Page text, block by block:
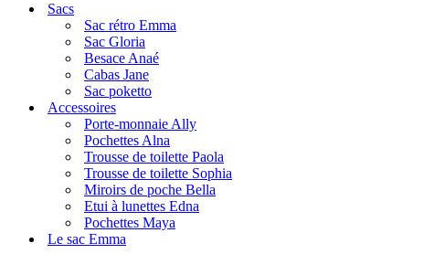
navigation
Sacs
Sac rétro Emma
Sac Gloria
Besace Anaé
Cabas Jane
Sac poketto
Accessoires
Porte-monnaie Ally
Pochettes Alna
Trousse de toilette Paola
Trousse de toilette Sophia
Miroirs de poche Bella
Etui à lunettes Edna
Pochettes Maya
Le sac Emma